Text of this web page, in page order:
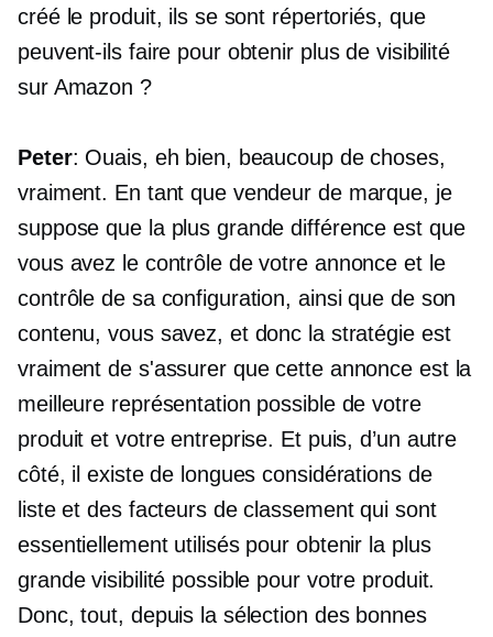
créé le produit, ils se sont répertoriés, que
peuvent-ils faire pour obtenir plus de visibilité
sur Amazon ?
Peter: Ouais, eh bien, beaucoup de choses,
vraiment. En tant que vendeur de marque, je
suppose que la plus grande différence est que
vous avez le contrôle de votre annonce et le
contrôle de sa configuration, ainsi que de son
contenu, vous savez, et donc la stratégie est
vraiment de s'assurer que cette annonce est la
meilleure représentation possible de votre
produit et votre entreprise. Et puis, d’un autre
côté, il existe de longues considérations de
liste et des facteurs de classement qui sont
essentiellement utilisés pour obtenir la plus
grande visibilité possible pour votre produit.
Donc, tout, depuis la sélection des bonnes